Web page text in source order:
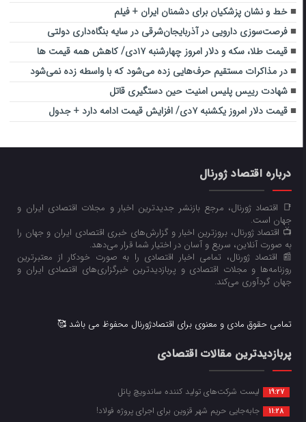
خط و نشان پزشکیان برای دشمنان ایران + فیلم
فرصت‌سوزی دارویی در آذربایجان‌شرقی در سایه بنگاه‌داری دولتی
قیمت طلا، سکه و دلار امروز چهارشنبه ۱۷دی/ کاهش همه قیمت ‌ها
در مذاکرات مستقیم حرف‌هایی زده می‌شود که با واسطه زده نمی‌شود
شهادت رییس پلیس امنیت حین دستگیری قاتل
قیمت دلار امروز یکشنبه ۷دی/ افزایش قیمت ادامه دارد + جدول
درباره اقتصاد ژورنال
📑 اقتصاد ژورنال، مرجع بازنشر جدیدترین اخبار و مجلات اقتصادی ایران و
جهان است.
📺 اقتصاد ژورنال، بروزترین اخبار و گزارش‌های خبری اقتصادی ایران و جهان را
به صورت آنلاین، سریع و آسان در اختیار شما قرار می‌‌دهد.
📰 اقتصاد ژورنال، تمامی اخبار اقتصادی را به صورت خودکار از معتبرترین
روزنامه‌ها و مجلات اقتصادی و پربازدیدترین خبرگزاری‌های اقتصادی ایران و
جهان گردآوری می‌کند.
تمامی حقوق مادی و معنوی برای اقتصادژورنال محفوظ می باشد 🥰
پربازدیدترین مقالات اقتصادی
19:27 لیست شرکت‌های تولید کننده ساندویچ پانل
11:28 جابه‌جایی حریم شهر قزوین برای اجرای پروژه فولاد!